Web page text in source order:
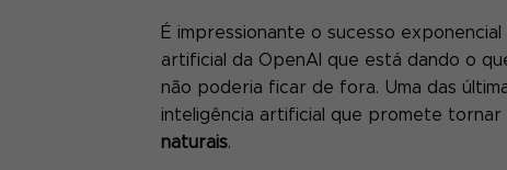
É impressionante o sucesso
artificial da OpenAI que está dando o
não poderia ficar de fora. Uma das
inteligência artificial que promete tornar
naturais.